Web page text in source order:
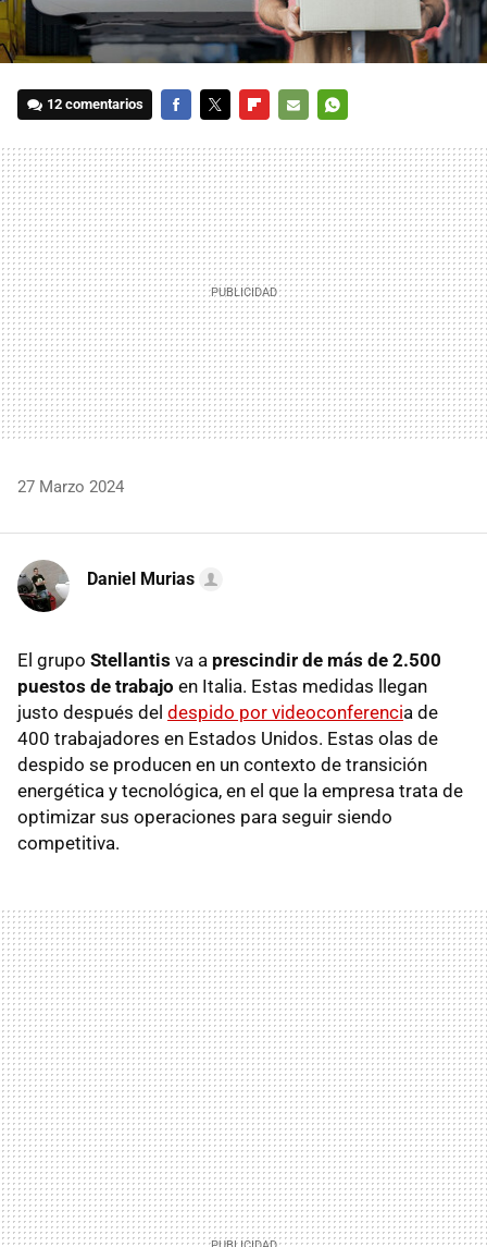
12 comentarios
MAIL
27 Marzo 2024
Daniel Murias
El grupo Stellantis va a prescindir de más de 2.500
puestos de trabajo en Italia. Estas medidas llegan
justo después del despido por videoconferencia de
400 trabajadores en Estados Unidos. Estas olas de
despido se producen en un contexto de transición
energética y tecnológica, en el que la empresa trata de
optimizar sus operaciones para seguir siendo
competitiva.